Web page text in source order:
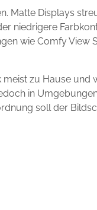
Matte Displays
niedrigere
wie Comfy View
zu Hause und
in
soll der